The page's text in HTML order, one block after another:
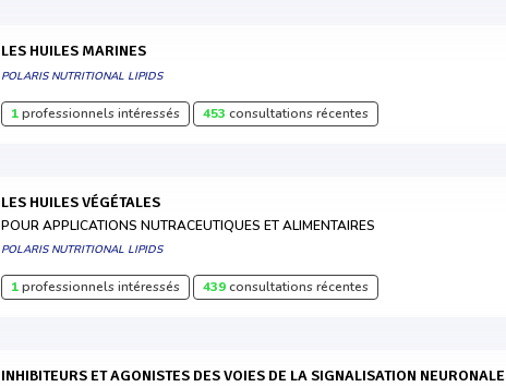
LES HUILES MARINES
POLARIS NUTRITIONAL LIPIDS
1professionnels intéressés 453 consultations récentes
LES HUILES VÉGÉTALES
POUR APPLICATIONS NUTRACEUTIQUES ET ALIMENTAIRES
POLARIS NUTRITIONAL LIPIDS
1professionnels intéressés 439consultations récentes
INHIBITEURS ET AGONISTES DES VOIES DE LA SIGNALISATION NEURONALE